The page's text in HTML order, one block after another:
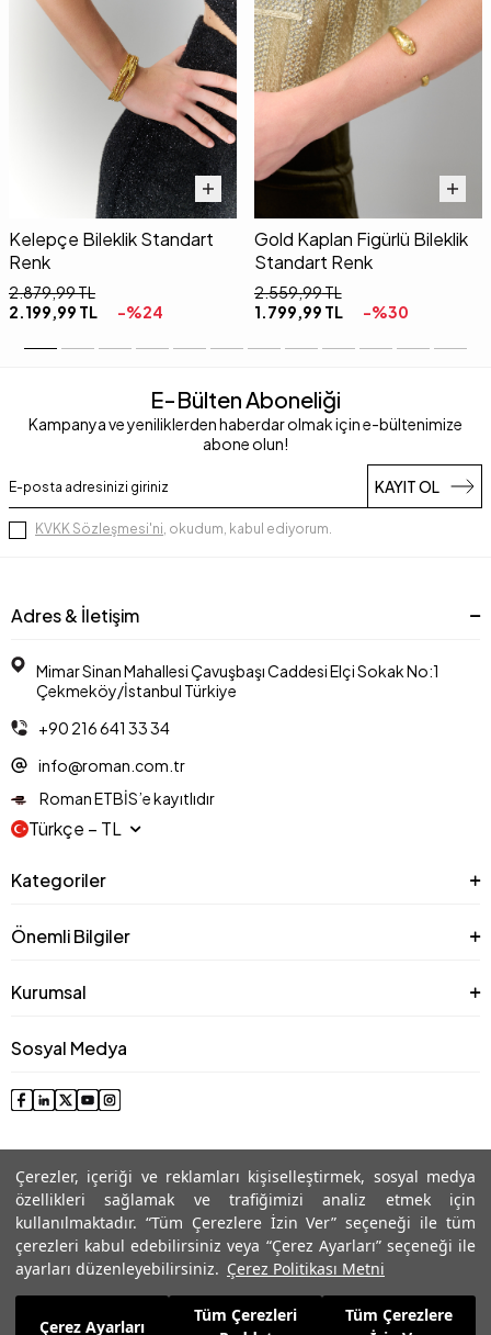
Çerezler, içeriği ve reklamları kişiselleştirmek, sosyal medya
özellikleri sağlamak ve trafiğimizi analiz etmek için
kullanılmaktadır. “Tüm Çerezlere İzin Ver” seçeneği ile tüm
çerezleri kabul edebilirsiniz veya “Çerez Ayarları” seçeneği ile
ayarları düzenleyebilirsiniz. Çerez Politikası Metni
Çerez Ayarları
Tüm Çerezleri
Tüm Çerezlere
1.139,99TL
Kelepçe Bileklik Standart
Renk
2.879,99TL
2.199,99 TL -%24
Gold Kaplan Figürlü Bileklik
Standart Renk
2.559,99TL
1.799,99 TL -%30
E-Bülten Aboneliği
Kampanya ve yeniliklerden haberdar olmak için e-bültenimize
abone olun!
KAYIT OL
KVKK Sözleşmesi'ni, okudum, kabul ediyorum.
Adres & İletişim
Mimar Sinan Mahallesi Çavuşbaşı Caddesi Elçi Sokak No:1
Çekmeköy/İstanbul Türkiye
+90 216 641 33 34
info@roman.com.tr
Roman ETBİS’e kayıtlıdır
Türkçe − TL
Kategoriler
Önemli Bilgiler
Kurumsal
Sosyal Medya
© 2025 Roman® Tüm Hakları Saklıdır, İzinsiz kullanılamaz